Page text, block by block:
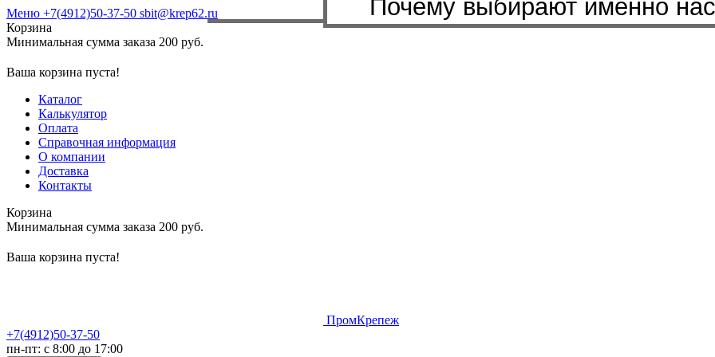
Меню +7(4912)50-37-50 sbit@krep62.ru
Корзина
Минимальная сумма заказа 200 руб.
Ваша корзина пуста!
Каталог
Калькулятор
Оплата
Справочная информация
О компании
Доставка
Контакты
Корзина
Минимальная сумма заказа 200 руб.
Ваша корзина пуста!
ПромКрепеж
+7(4912)50-37-50
пн-пт: с 8:00 до 17:00
Почему выбирают именно